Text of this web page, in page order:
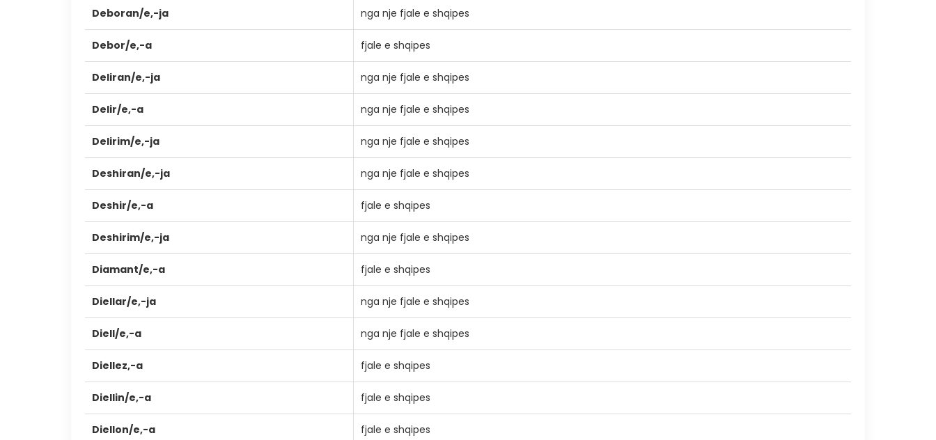
Deboran/e,-ja nga nje fjale e shqipes
Debor/e,-a fjale e shqipes
Deliran/e,-ja nga nje fjale e shqipes
Delir/e,-a nga nje fjale e shqipes
Delirim/e,-ja nga nje fjale e shqipes
Deshiran/e,-ja nga nje fjale e shqipes
Deshir/e,-a fjale e shqipes
Deshirim/e,-ja nga nje fjale e shqipes
Diamant/e,-a fjale e shqipes
Diellar/e,-ja nga nje fjale e shqipes
Diell/e,-a nga nje fjale e shqipes
Diellez,-a fjale e shqipes
Diellin/e,-a fjale e shqipes
Diellon/e,-a fjale e shqipes